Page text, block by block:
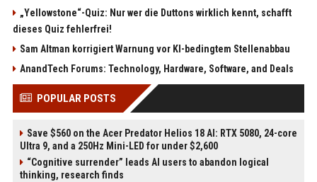
„Yellowstone“-Quiz: Nur wer die Duttons wirklich kennt, schafft
dieses Quiz fehlerfrei!
Sam Altman korrigiert Warnung vor KI-bedingtem Stellenabbau
AnandTech Forums: Technology, Hardware, Software, and Deals
POPULAR POSTS
Save $560 on the Acer Predator Helios 18 AI: RTX 5080, 24-core
Ultra 9, and a 250Hz Mini-LED for under $2,600
“Cognitive surrender” leads AI users to abandon logical
thinking, research finds